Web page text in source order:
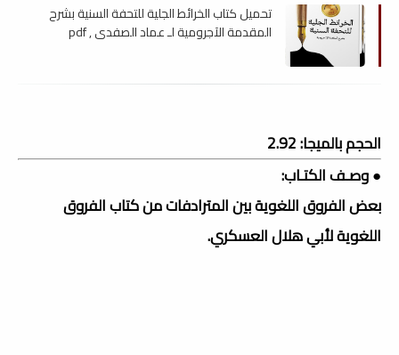
تحميل كتاب الخرائط الجلية للتحفة السنية بشرح
المقدمة الآجرومية لـ عماد الصفدى , pdf
الحجم بالميجا: 2.92
● وصـف الكتـاب:
بعض الفروق اللغوية بين المترادفات من كتاب الفروق
اللغوية لأبي هلال العسكري.